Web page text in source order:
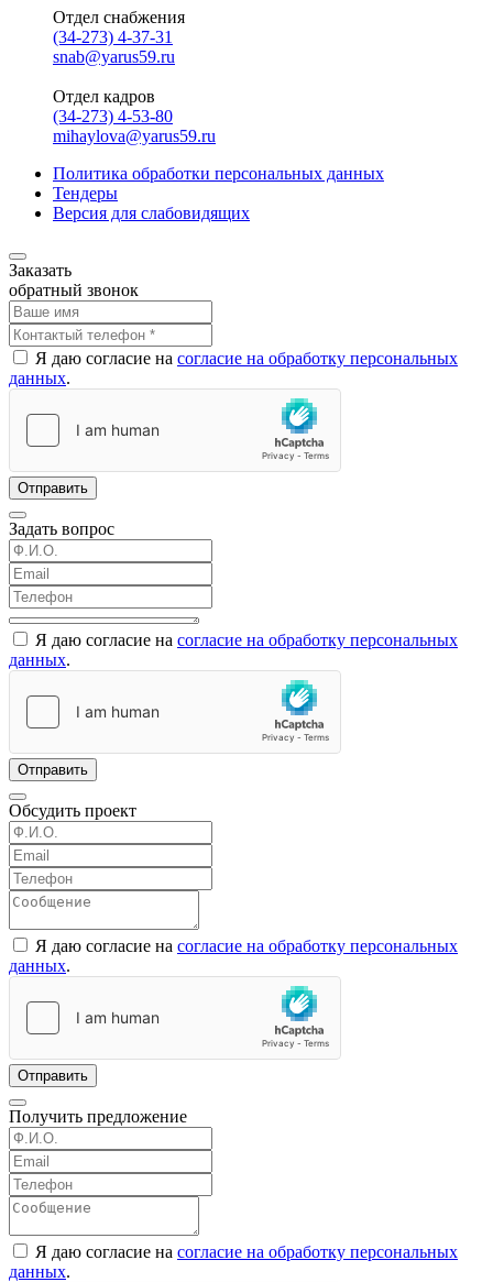
Отдел снабжения
(34-273) 4-37-31
snab@yarus59.ru
Отдел кадров
(34-273) 4-53-80
mihaylova@yarus59.ru
Политика обработки персональных данных
Тендеры
Версия для слабовидящих
Заказать
обратный звонок
Я даю согласие на согласие на обработку персональных
данных.
Отправить
Задать вопрос
Я даю согласие на согласие на обработку персональных
данных.
Отправить
Обсудить проект
Я даю согласие на согласие на обработку персональных
данных.
Отправить
Получить предложение
Я даю согласие на согласие на обработку персональных
данных.